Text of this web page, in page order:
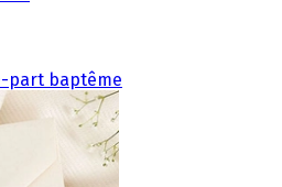
part baptême